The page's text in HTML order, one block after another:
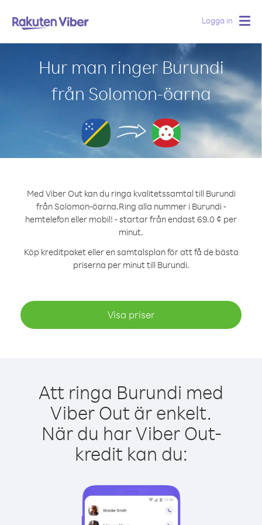
Logga in
Hur man ringer Burundi
från Solomon-öarna
Med Viber Out kan du ringa kvalitetssamtal till Burundi
från Solomon-öarna.Ring alla nummer i Burundi -
hemtelefon eller mobil! - startar från endast 69.0 ¢ per
minut.
Köp kreditpaket eller en samtalsplan för att få de bästa
priserna per minut till Burundi.
Visa priser
Att ringa Burundi med
Viber Out är enkelt.
När du har Viber Out-
kredit kan du: